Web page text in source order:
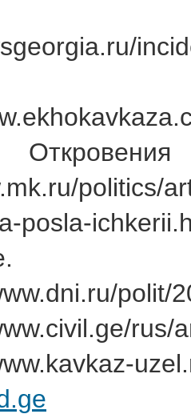
politics/
posla-
polit/
rus/